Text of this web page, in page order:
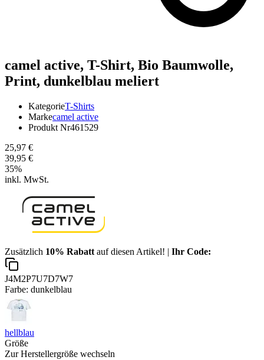
camel active, T-Shirt, Bio Baumwolle,
Print, dunkelblau meliert
KategorieT-Shirts
Markecamel active
Produkt Nr461529
25,97 €
39,95 €
35%
inkl. MwSt.
Zusätzlich 10% Rabatt auf diesen Artikel! | Ihr Code:
J4M2P7U7D7W7
Farbe: dunkelblau
hellblau
Größe
Zur Herstellergröße wechseln